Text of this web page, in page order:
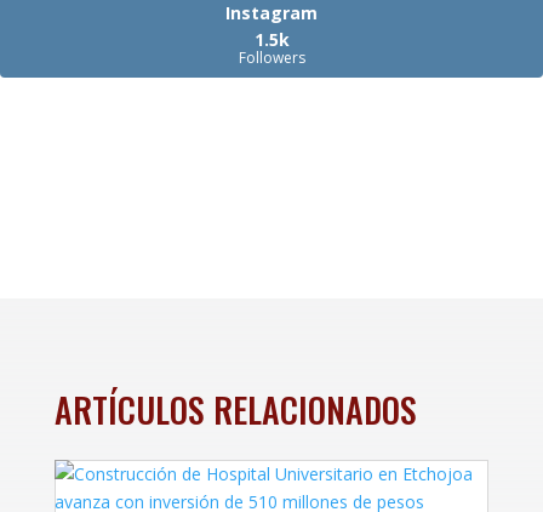
Instagram
1.5k
Followers
ARTÍCULOS RELACIONADOS